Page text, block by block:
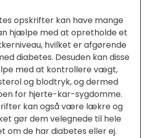
opskrifter kan have mange
hjælpe med at opretholde et
hvilket er afgørende
diabetes. Desuden kan disse
med at kontrollere vægt,
og blodtryk, og dermed
for hjerte-kar-sygdomme.
kan også være lækre og
gør dem velegnede til hele
om de har diabetes eller ej.